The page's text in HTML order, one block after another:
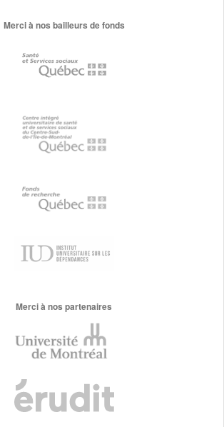
Merci à nos bailleurs de fonds
Merci à nos partenaires